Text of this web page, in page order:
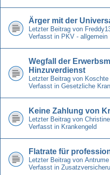
Ärger mit der
Letzter Beitrag von
Verfasst in PKV - allgemein
Wegfall der
Hinzuverdienst
Letzter Beitrag von Koschte
Verfasst in Gesetzliche
Keine Zahlung von
Letzter Beitrag von
Verfasst in Krankengeld
Flatrate für
Letzter Beitrag von Antrume
Verfasst in